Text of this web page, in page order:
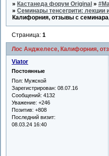
» Кастанеда форум Original »
»Семинары тенсегрити: лекции
Калифорния, отзывы с
Лос Анджелесе, Калифорния,
Страница:1
Viator
Постоянные
Пол: Мужской
Зарегистрирован: 08.07.16
Сообщений: 4132
Уважение: +246
Позитив: +808
Последний визит:
08.03.24 16:40